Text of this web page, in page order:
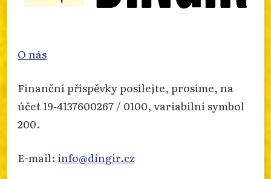
O nás
Finanční příspěvky posílejte, prosíme, na
účet 19‐4137600267 / 0100, variabilní symbol
200.
E-mail: info@dingir.cz